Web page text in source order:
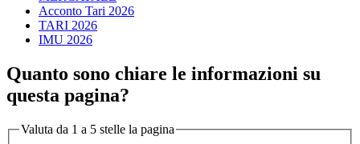
Acconto Tari 2026
TARI 2026
IMU 2026
Quanto sono chiare le informazioni su
questa pagina?
Valuta da 1 a 5 stelle la pagina